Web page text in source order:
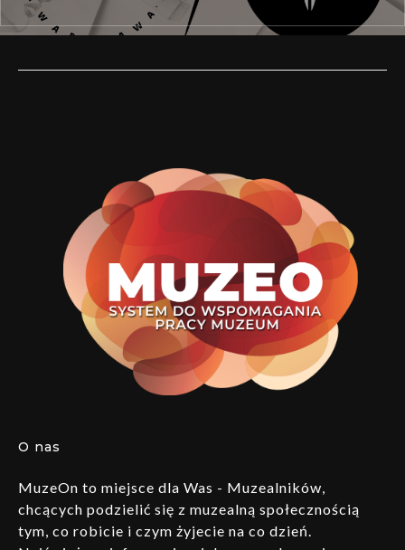
O nas
MuzeOn to miejsce dla Was - Muzealników,
chcących podzielić się z muzealną społecznością
tym, co robicie i czym żyjecie na co dzień.